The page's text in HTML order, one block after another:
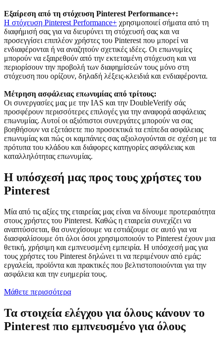
Εξαίρεση από τη στόχευση Pinterest Performance+:
Η στόχευση Pinterest Performance+ χρησιμοποιεί σήματα από τη
διαφήμισή σας για να διευρύνει τη στόχευσή σας και να
προσεγγίσει επιπλέον χρήστες του Pinterest που μπορεί να
ενδιαφέρονται ή να αναζητούν σχετικές ιδέες. Οι επωνυμίες
μπορούν να εξαιρεθούν από την εκτεταμένη στόχευση και να
περιορίσουν την προβολή των διαφημίσεών τους μόνο στη
στόχευση που ορίζουν, δηλαδή λέξεις-κλειδιά και ενδιαφέροντα.
Μέτρηση ασφάλειας επωνυμίας από τρίτους:
Οι συνεργασίες μας με την IAS και την DoubleVerify σάς
προσφέρουν περισσότερες επιλογές για την αναφορά ασφάλειας
επωνυμίας. Αυτοί οι αξιόπιστοι συνεργάτες μπορούν να σας
βοηθήσουν να εξετάσετε πιο προσεκτικά τα επίπεδα ασφάλειας
επωνυμίας και πώς οι καμπάνιες σας αξιολογούνται σε σχέση με τα
πρότυπα του κλάδου και διάφορες κατηγορίες ασφάλειας και
καταλληλότητας επωνυμίας.
Η υπόσχεσή μας προς τους χρήστες του
Pinterest
Μία από τις αξίες της εταιρείας μας είναι να δίνουμε προτεραιότητα
στους χρήστες του Pinterest. Καθώς η εταιρεία συνεχίζει να
αναπτύσσεται, θα συνεχίσουμε να εστιάζουμε σε αυτό για να
διασφαλίσουμε ότι όλοι όσοι χρησιμοποιούν το Pinterest έχουν μια
θετική, χρήσιμη και εμπνευσμένη εμπειρία. Η υπόσχεσή μας για
τους χρήστες του Pinterest δηλώνει τι να περιμένουν από εμάς:
εργαλεία, προϊόντα και πρακτικές που βελτιστοποιούνται για την
ασφάλεια και την ευημερία τους.
Μάθετε περισσότερα
Τα στοιχεία ελέγχου για όλους κάνουν το
Pinterest πιο εμπνευσμένο για όλους